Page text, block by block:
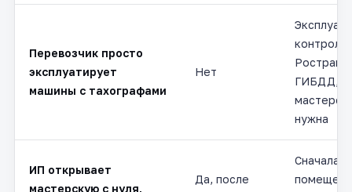
Перевозчик просто
эксплуатирует
машины с тахографами
Нет
ГИБДД,
нужна
ИП открывает
мастерскую с нуля,
Да, после
Сначала